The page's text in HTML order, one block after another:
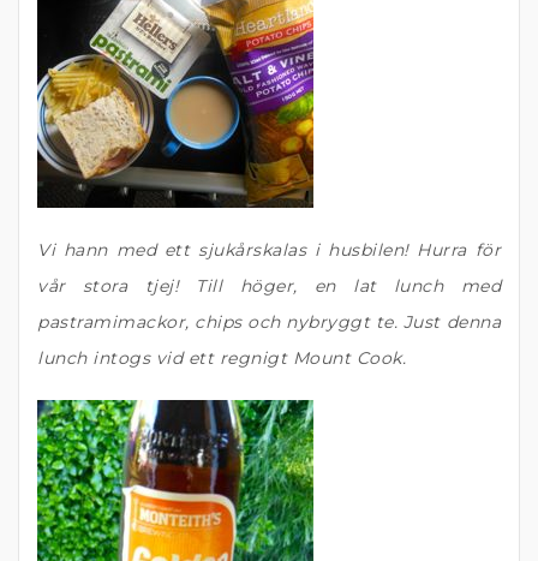
Vi hann med ett sjukårskalas i husbilen! Hurra för
vår stora tjej! Till höger, en lat lunch med
pastramimackor, chips och nybryggt te. Just denna
lunch intogs vid ett regnigt Mount Cook.